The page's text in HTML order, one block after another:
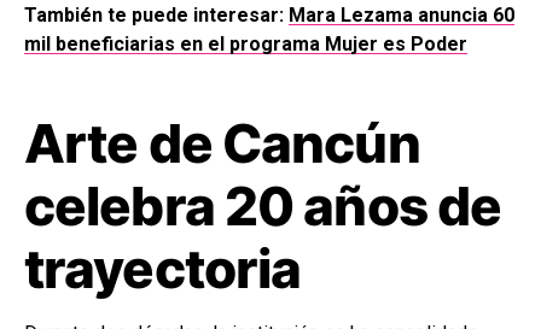
También te puede interesar: Mara Lezama anuncia 60
mil beneficiarias en el programa Mujer es Poder
Arte de Cancún
celebra 20 años de
trayectoria